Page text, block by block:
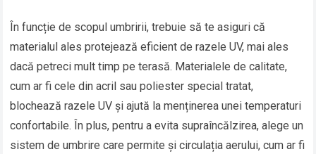
În funcție de scopul umbririi, trebuie să te asiguri că
materialul ales protejează eficient de razele UV, mai ales
dacă petreci mult timp pe terasă. Materialele de calitate,
cum ar fi cele din acril sau poliester special tratat,
blochează razele UV și ajută la menținerea unei temperaturi
confortabile. În plus, pentru a evita supraîncălzirea, alege un
sistem de umbrire care permite și circulația aerului, cum ar fi